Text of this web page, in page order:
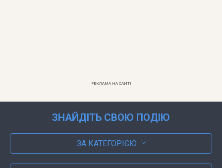
РЕКЛАМА НА САЙТІ
ЗНАЙДІТЬ СВОЮ ПОДІЮ
ЗА КАТЕГОРІЄЮ